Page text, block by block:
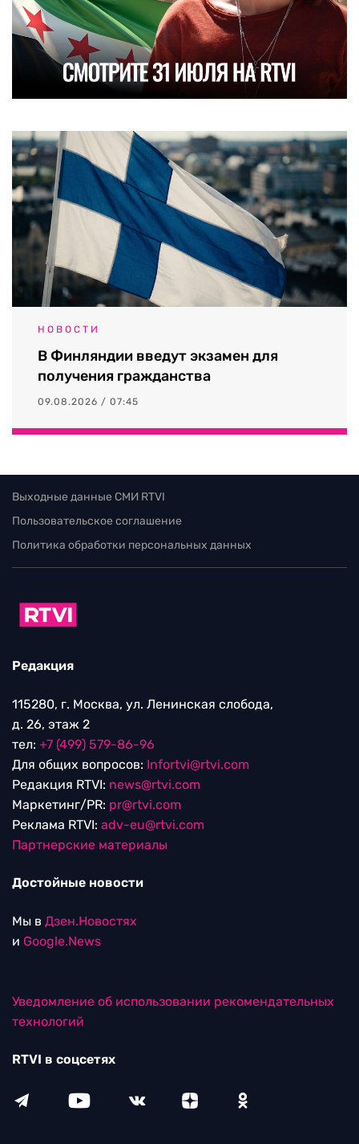
НОВОСТИ
В Финляндии введут экзамен для
получения гражданства
09.08.2026 / 07:45
Выходные данные СМИ RTVI
Пользовательское соглашение
Политика обработки персональных данных
Редакция
115280, г. Москва, ул. Ленинская слобода,
д. 26, этаж 2
тел: +7 (499) 579-86-96
Для общих вопросов: Infortvi@rtvi.com
Редакция RTVI: news@rtvi.com
Маркетинг/PR: pr@rtvi.com
Реклама RTVI: adv-eu@rtvi.com
Партнерские материалы
Достойные новости
Мы в Дзен.Новостях
и Google.News
Уведомление об использовании рекомендательных
технологий
RTVI в соцсетях